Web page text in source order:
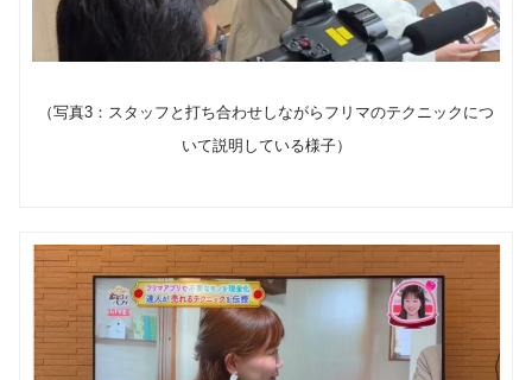
（写真3：スタッフと打ち合わせしながらフリマのテクニックにつ
いて説明している様子）